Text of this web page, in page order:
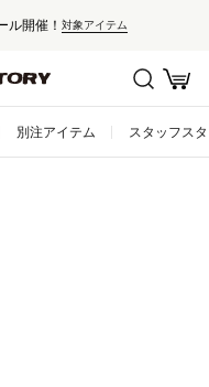
ル開催！ 対象アイテム
別注アイテム スタッフス